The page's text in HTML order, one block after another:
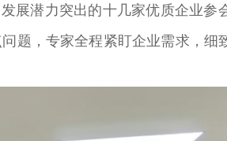
展潜力突出的十几家优质企业参
题，专家全程紧盯企业需求，细